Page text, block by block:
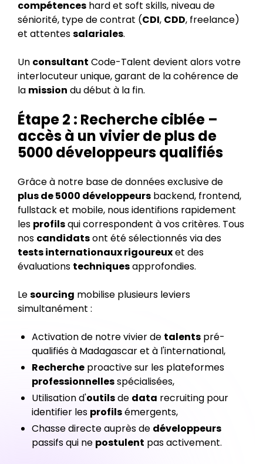
compétences hard et soft skills, niveau de
séniorité, type de contrat (CDI, CDD, freelance)
et attentessalariales.
Un consultant Code-Talent devient alors votre
interlocuteur unique, garant de la cohérence de
la mission du début à la fin.
Étape 2 : Recherche ciblée –
accès à un vivier de plus de
5000 développeurs qualifiés
Grâce à notre base de données exclusive de
plus de 5000 développeurs backend, frontend,
fullstack et mobile, nous identifions rapidement
les profilsqui correspondent à vos critères. Tous
nos candidatsont été sélectionnés via des
tests internationaux rigoureuxet des
évaluations techniquesapprofondies.
Lesourcing mobilise plusieurs leviers
simultanément :
Activation de notre vivier de talents pré-
qualifiés à Madagascar et à l'international,
Recherche proactive sur les plateformes
professionnellesspécialisées,
Utilisation d'outilsde data recruiting pour
identifier les profilsémergents,
Chasse directe auprès de développeurs
passifs qui ne postulent pas activement.